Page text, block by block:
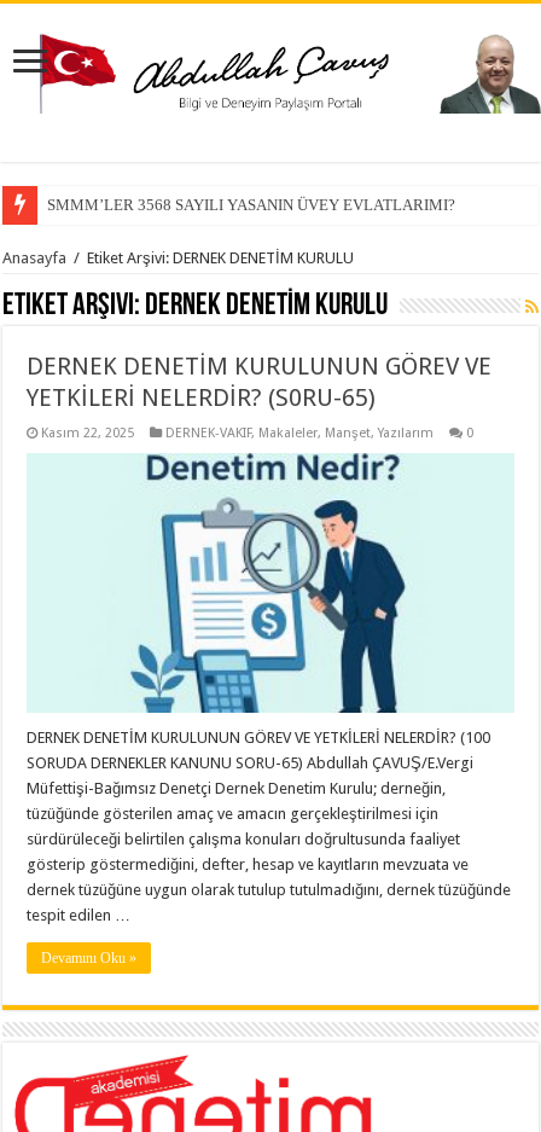
SMMM’LER 3568 SAYILI YASANIN ÜVEY EVLATLARIMI?
Anasayfa / Etiket Arşivi: DERNEK DENETİM KURULU
Etiket Arşivi: DERNEK DENETİM KURULU
DERNEK DENETİM KURULUNUN GÖREV VE
YETKİLERİ NELERDİR? (S0RU-65)
Kasım 22, 2025 DERNEK-VAKIF, Makaleler, Manşet,Yazılarım 0
DERNEK DENETİM KURULUNUN GÖREV VE YETKİLERİ NELERDİR? (100
SORUDA DERNEKLER KANUNU SORU-65) Abdullah ÇAVUŞ/E.Vergi
Müfettişi-Bağımsız Denetçi Dernek Denetim Kurulu; derneğin,
tüzüğünde gösterilen amaç ve amacın gerçekleştirilmesi için
sürdürüleceği belirtilen çalışma konuları doğrultusunda faaliyet
gösterip göstermediğini, defter, hesap ve kayıtların mevzuata ve
dernek tüzüğüne uygun olarak tutulup tutulmadığını, dernek tüzüğünde
tespit edilen …
Devamını Oku »